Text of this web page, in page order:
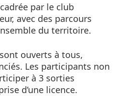
par le club
avec des parcours
du territoire.
ouverts à tous,
Les participants non
à 3 sorties
d’une licence.